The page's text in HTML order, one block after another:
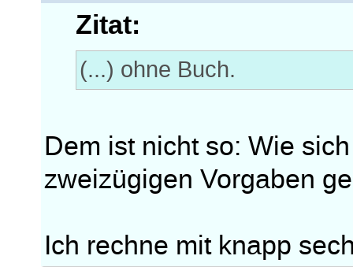
Zitat:
(...) ohne Buch.
Dem ist nicht so: Wie
zweizügigen Vorgaben
Ich rechne mit knapp